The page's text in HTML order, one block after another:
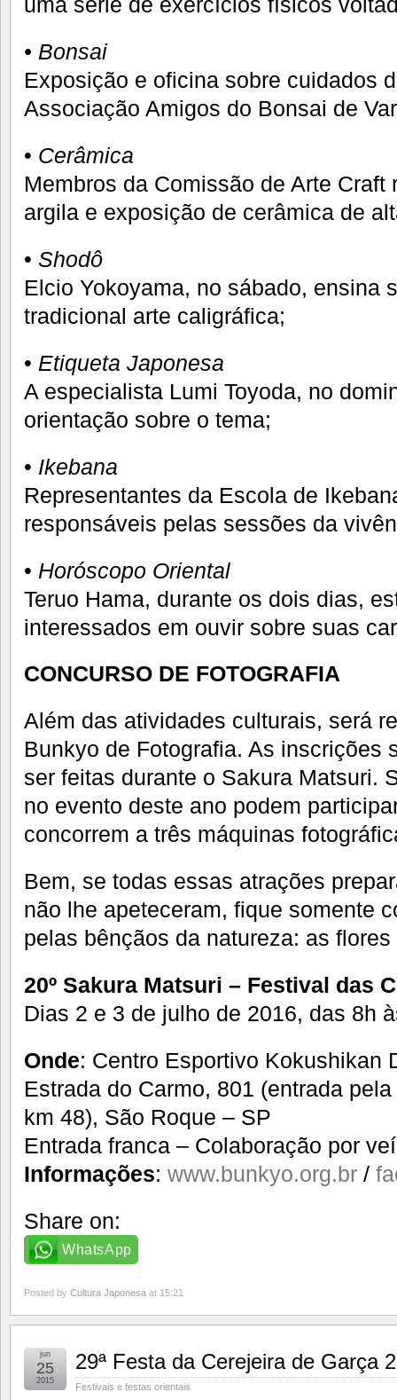
• Bonsai
Exposição e oficina sobre cuidados
Associação Amigos do Bonsai de
• Cerâmica
Membros da Comissão de Arte
argila e exposição de cerâmica de
• Shodô
Elcio Yokoyama, no sábado, ensina
tradicional arte caligráfica;
• Etiqueta Japonesa
A especialista Lumi Toyoda, no
orientação sobre o tema;
• Ikebana
Representantes da Escola de
responsáveis pelas sessões da
• Horóscopo Oriental
Teruo Hama, durante os dois dias,
interessados em ouvir sobre suas
CONCURSO DE FOTOGRAFIA
Além das atividades culturais, será
Bunkyo de Fotografia. As inscrições
ser feitas durante o Sakura Matsuri.
no evento deste ano podem
concorrem a três máquinas
Bem, se todas essas atrações
não lhe apeteceram, fique somente
pelas bênçãos da natureza: as
20º Sakura Matsuri – Festival das
Dias 2 e 3 de julho de 2016, das 8h
Onde: Centro Esportivo Kokushikan
Estrada do Carmo, 801 (entrada
km 48), São Roque – SP
Entrada franca – Colaboração por
Informações: www.bunkyo.org.br /
Share on:
WhatsApp
Posted by Cultura Japonesa at 15:21
29ª Festa da Cerejeira de Garça
Festivais e festas orientais
jun
25
2015